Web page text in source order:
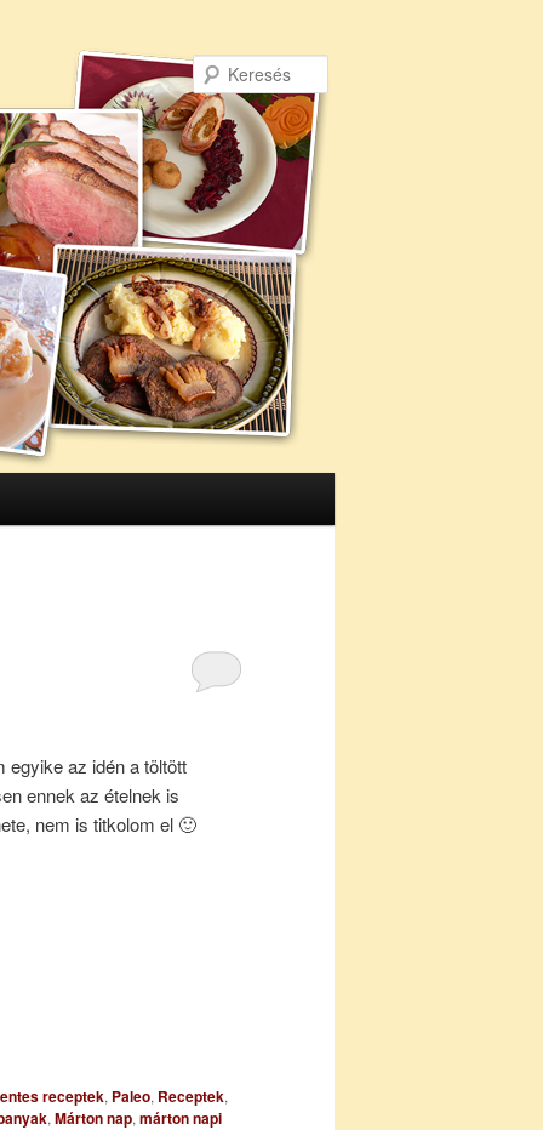
egyike az idén a töltött
ennek az ételnek is
nem is titkolom el 🙂
receptek, Paleo, Receptek,
, Márton nap, márton napi